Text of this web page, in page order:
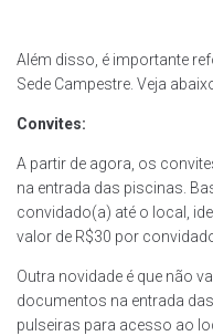
Além disso, é importante
Sede Campestre. Veja
Convites:
A partir de agora, os
na entrada das piscinas.
convidado(a) até o local,
valor de R$30 por
Outra novidade é que não
documentos na entrada
pulseiras para acesso ao